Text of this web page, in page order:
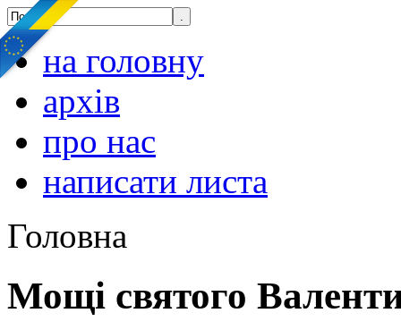
на головну
архів
про нас
написати листа
Головна
Мощі святого